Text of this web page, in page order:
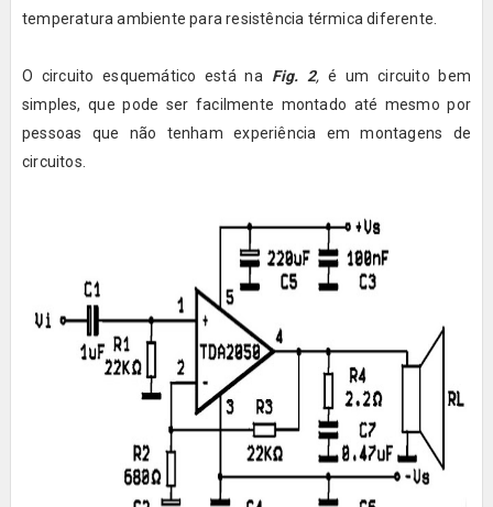
temperatura ambiente para resistência térmica diferente.
O circuito esquemático está na Fig. 2,é um circuito bem
simples, que pode ser facilmente montado até mesmo por
pessoas que não tenham experiência em montagens de
circuitos.